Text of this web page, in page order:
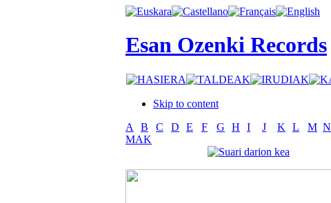
Esan Ozenki Records
Skip to content
A
B C D E F G H I J K L M N
MAK